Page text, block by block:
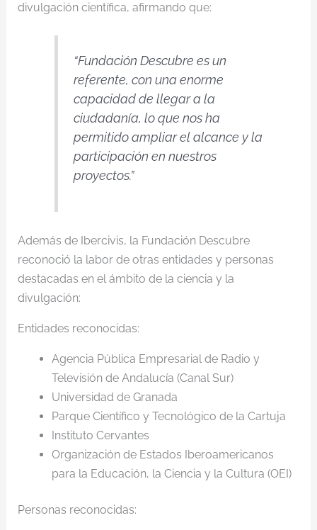
divulgación científica, afirmando que:
“Fundación Descubre es un
referente, con una enorme
capacidad de llegar a la
ciudadanía, lo que nos ha
permitido ampliar el alcance y la
participación en nuestros
proyectos.”
Además de Ibercivis, la Fundación Descubre
reconoció la labor de otras entidades y personas
destacadas en el ámbito de la ciencia y la
divulgación:
Entidades reconocidas:
Agencia Pública Empresarial de Radio y
Televisión de Andalucía (Canal Sur)
Universidad de Granada
Parque Científico y Tecnológico de la Cartuja
Instituto Cervantes
Organización de Estados Iberoamericanos
para la Educación, la Ciencia y la Cultura (OEI)
Personas reconocidas: